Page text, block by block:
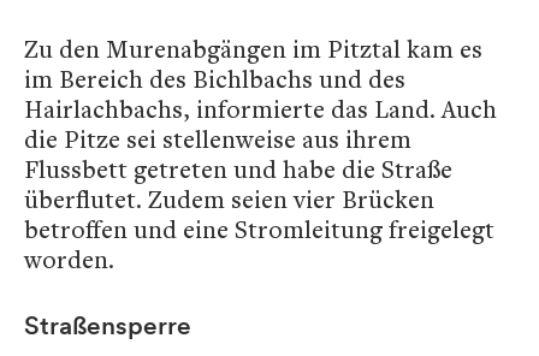
Zu den Murenabgängen im Pitztal kam es
im Bereich des Bichlbachs und des
Hairlachbachs, informierte das Land. Auch
die Pitze sei stellenweise aus ihrem
Flussbett getreten und habe die Straße
überflutet. Zudem seien vier Brücken
betroffen und eine Stromleitung freigelegt
worden.
Straßensperre